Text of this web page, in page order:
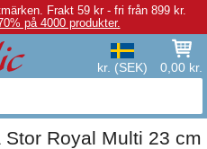
Frakt 59 kr - fri från 899 kr.
på 4000 produkter.
kr. (SEK) 0,00 kr.
Royal Multi 23 cm